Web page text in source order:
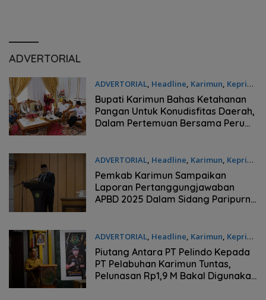
ADVERTORIAL
ADVERTORIAL, Headline, Karimun, Kepri
Rabu, 24/06/2026 - 21:09 WIB
Bupati Karimun Bahas Ketahanan
Pangan Untuk Konudisfitas Daerah,
Dalam Pertemuan Bersama Perum
ADVERTORIAL, Headline, Karimun, Kepri
Senin, 22/06/2026 - 22:01 WIB
Pemkab Karimun Sampaikan
Laporan Pertanggungjawaban
APBD 2025 Dalam Sidang Paripurna
ADVERTORIAL, Headline, Karimun, Kepri
Senin, 22/06/2026 - 20:44 WIB
Piutang Antara PT Pelindo Kepada
PT Pelabuhan Karimun Tuntas,
Pelunasan Rp1,9 M Bakal Digunakan